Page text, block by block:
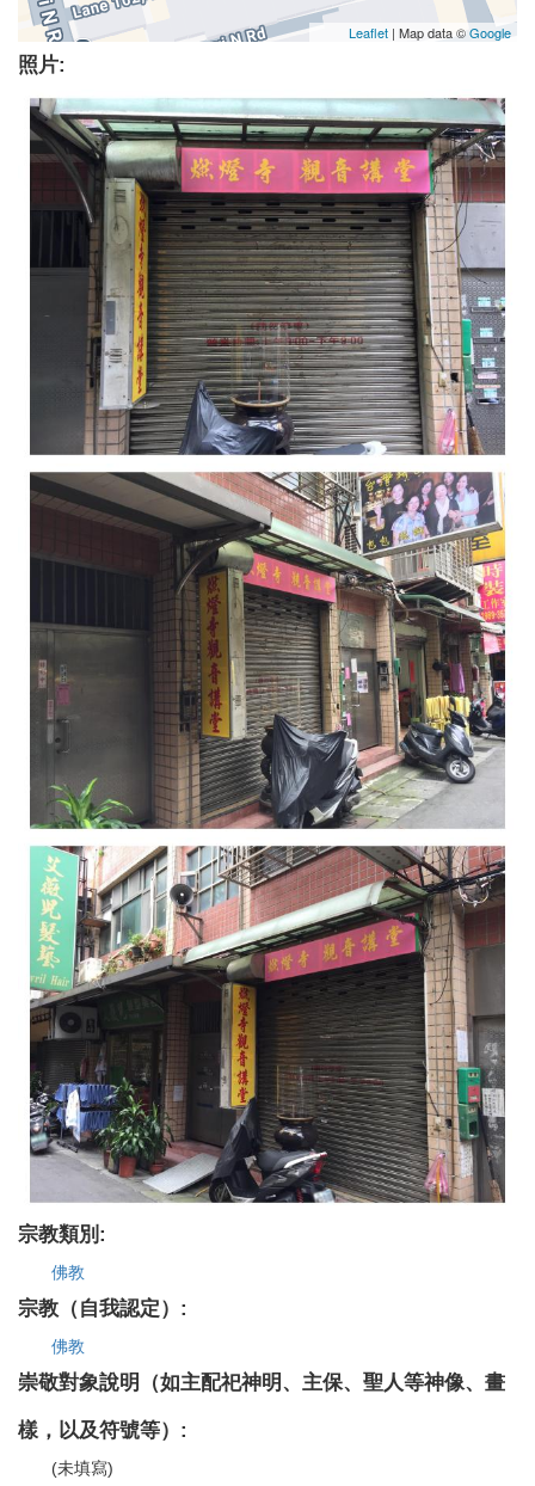
Leaflet | Map data ©Google
照片:
宗教類別:
佛教
宗教（自我認定）:
佛教
崇敬對象說明（如主配祀神明、主保、聖人等神像、畫
樣，以及符號等）:
(未填寫)